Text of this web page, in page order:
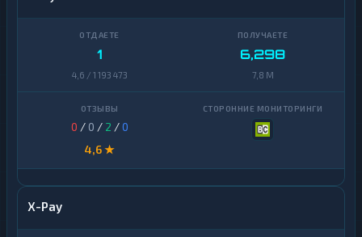
1
4,6 / 1 193 473
6,298
7,8 M
0 / 0 / 2 /0
4,6 ★
X-Pay